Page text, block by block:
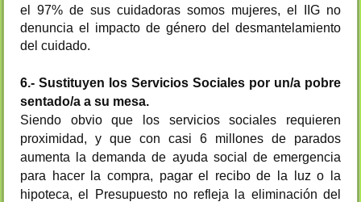
el 97% de sus cuidadoras somos mujeres, el IIG no
denuncia el impacto de género del desmantelamiento
del cuidado.
6.- Sustituyen los Servicios Sociales por un/a pobre
sentado/a a su mesa.
Siendo obvio que los servicios sociales requieren
proximidad, y que con casi 6 millones de parados
aumenta la demanda de ayuda social de emergencia
para hacer la compra, pagar el recibo de la luz o la
hipoteca, el Presupuesto no refleja la eliminación del